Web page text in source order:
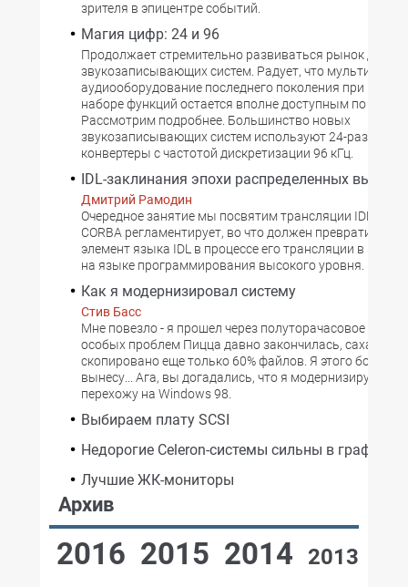
зрителя в эпицентре событий.
Магия цифр: 24 и 96
Продолжает стремительно развиваться рынок
звукозаписывающих систем. Радует, что
аудиооборудование последнего поколения при
наборе функций остается вполне доступным по цене.
Рассмотрим подробнее. Большинство новых
звукозаписывающих систем используют 24-
конвертеры с частотой дискретизации 96 кГц.
IDL-заклинания эпохи распределенных
Дмитрий Рамодин
Очередное занятие мы посвятим трансляции IDL.
CORBA регламентирует, во что должен превратиться
элемент языка IDL в процессе его трансляции в
на языке программирования высокого уровня.
Как я модернизировал систему
Стив Басс
Мне повезло - я прошел через полуторачасовое
особых проблем Пицца давно закончилась, сахар на
скопировано еще только 60% файлов. Я этого больше
вынесу... Ага, вы догадались, что я модернизирую
перехожу на Windows 98.
Выбираем плату SCSI
Недорогие Celeron-системы сильны в графике
Лучшие ЖК-мониторы
Архив
2016 2015 2014
2013